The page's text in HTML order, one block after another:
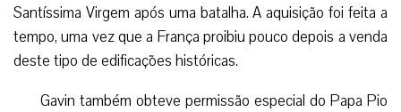
Santíssima Virgem após uma batalha. A aquisição foi feita a
tempo, uma vez que a França proibiu pouco depois a venda
deste tipo de edificações históricas.
Gavin também obteve permissão especial do Papa Pio